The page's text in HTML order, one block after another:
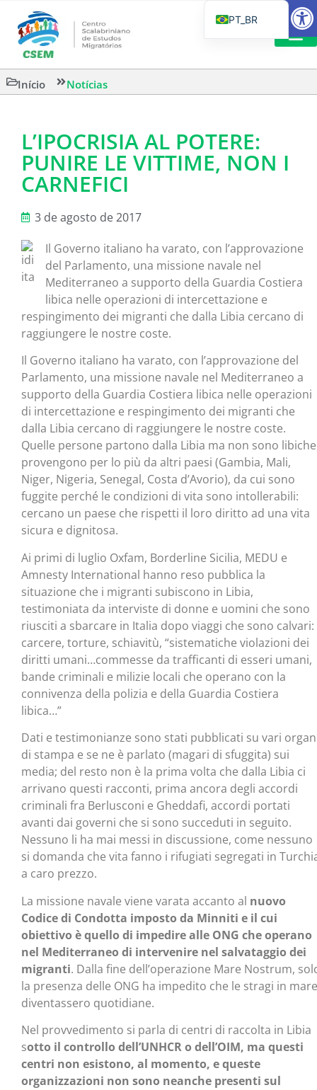
Início Notícias
L’IPOCRISIA AL POTERE:
PUNIRE LE VITTIME, NON I
CARNEFICI
3 de agosto de 2017
Il Governo italiano ha varato, con l’approvazione
del Parlamento, una missione navale nel
Mediterraneo a supporto della Guardia Costiera
libica nelle operazioni di intercettazione e
respingimento dei migranti che dalla Libia cercano di
raggiungere le nostre coste.
Il Governo italiano ha varato, con l’approvazione del
Parlamento, una missione navale nel Mediterraneo a
supporto della Guardia Costiera libica nelle operazioni
di intercettazione e respingimento dei migranti che
dalla Libia cercano di raggiungere le nostre coste.
Quelle persone partono dalla Libia ma non sono
provengono per lo più da altri paesi (Gambia, Mali,
Niger, Nigeria, Senegal, Costa d’Avorio), da cui sono
fuggite perché le condizioni di vita sono intollerabili:
cercano un paese che rispetti il loro diritto ad una vita
sicura e dignitosa.
Ai primi di luglio Oxfam, Borderline Sicilia, MEDU e
Amnesty International hanno reso pubblica la
situazione che i migranti subiscono in Libia,
testimoniata da interviste di donne e uomini che sono
riusciti a sbarcare in Italia dopo viaggi che sono calvari:
carcere, torture, schiavitù, “sistematiche violazioni dei
diritti umani…commesse da trafficanti di esseri umani,
bande criminali e milizie locali che operano con la
connivenza della polizia e della Guardia Costiera
libica…”
Dati e testimonianze sono stati pubblicati su vari
di stampa e se ne è parlato (magari di sfuggita) sui
media; del resto non è la prima volta che dalla Libia ci
arrivano questi racconti, prima ancora degli accordi
criminali fra Berlusconi e Gheddafi, accordi portati
avanti dai governi che si sono succeduti in seguito.
Nessuno li ha mai messi in discussione, come nessuno
si domanda che vita fanno i rifugiati segregati in
a caro prezzo.
La missione navale viene varata accanto al nuovo
Codice di Condotta imposto da Minniti e il cui
obiettivo è quello di impedire alle ONG che operano
nel Mediterraneo di intervenire nel salvataggio dei
migranti. Dalla fine dell’operazione Mare Nostrum,
la presenza delle ONG ha impedito che le stragi in mare
diventassero quotidiane.
Nel provvedimento si parla di centri di raccolta in Libia
sotto il controllo dell’UNHCR o dell’OIM, ma questi
centri non esistono, al momento, e queste
organizzazioni non sono neanche presenti sul
PT_BR
IT